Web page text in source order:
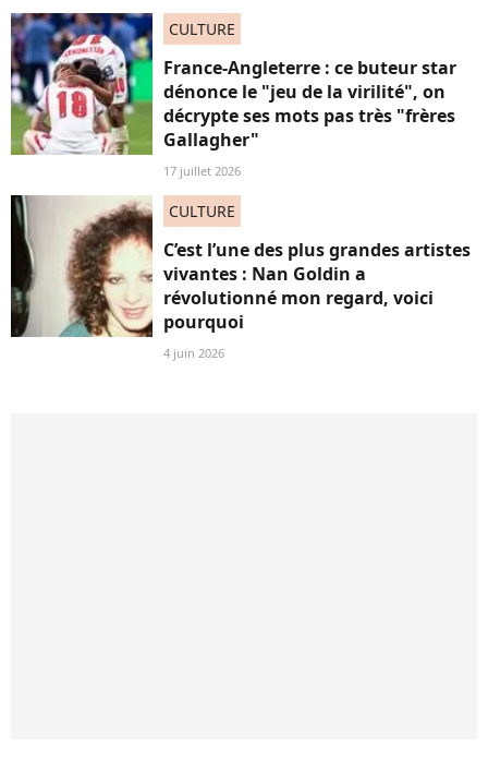
CULTURE
France-Angleterre : ce buteur star
dénonce le "jeu de la virilité", on
décrypte ses mots pas très "frères
Gallagher"
17 juillet 2026
CULTURE
C’est l’une des plus grandes artistes
vivantes : Nan Goldin a
révolutionné mon regard, voici
pourquoi
4 juin 2026